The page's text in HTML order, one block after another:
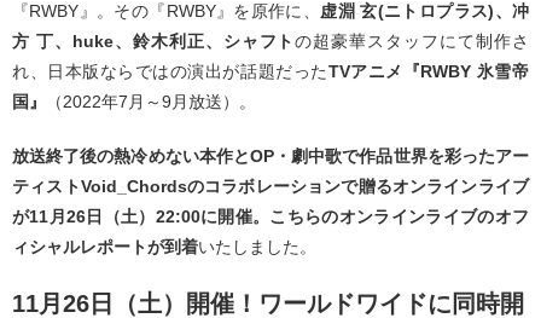
『RWBY』。その『RWBY』を原作に、 虚淵 玄(ニトロプラス)、冲
方 丁、huke、鈴木利正、シャフトの超豪華スタッフにて制作さ
れ、日本版ならではの演出が話題だったTVアニメ『RWBY 氷雪帝
国』
（2022年7月～9月放送）。
放送終了後の熱冷めない本作とOP・劇中歌で作品世界を彩ったアー
ティストVoid_Chordsのコラボレーションで贈るオンラインライブ
が11月26日（土）22:00に開催。こちらのオンラインライブのオフ
ィシャルレポートが到着いたしました。
11月26日（土）開催！ワールドワイドに同時開